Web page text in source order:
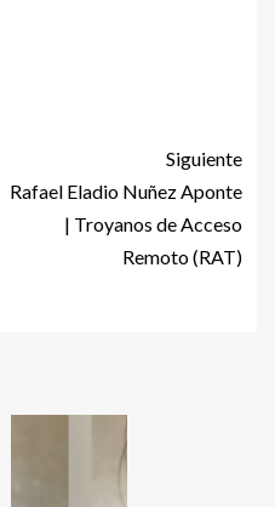
Siguiente
Rafael Eladio Nuñez Aponte
| Troyanos de Acceso
Remoto (RAT)